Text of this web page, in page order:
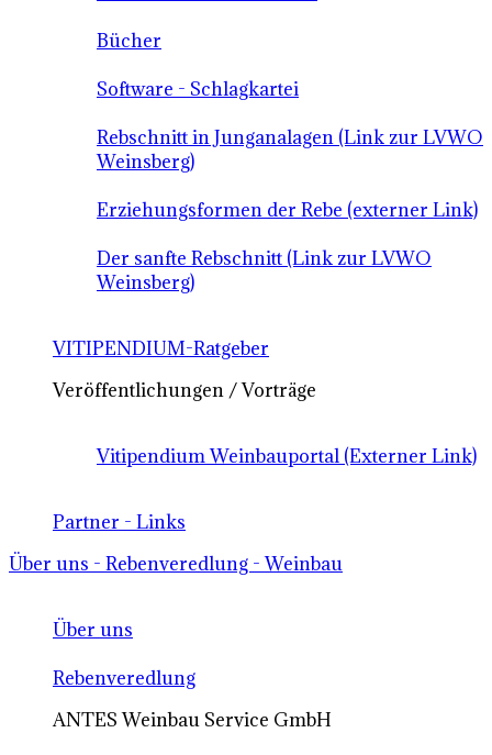
Bücher
Software - Schlagkartei
Rebschnitt in Junganalagen (Link zur LVWO
Weinsberg)
Erziehungsformen der Rebe (externer Link)
Der sanfte Rebschnitt (Link zur LVWO
Weinsberg)
VITIPENDIUM-Ratgeber
Veröffentlichungen / Vorträge
Vitipendium Weinbauportal (Externer Link)
Partner - Links
Über uns - Rebenveredlung - Weinbau
Über uns
Rebenveredlung
ANTES Weinbau Service GmbH